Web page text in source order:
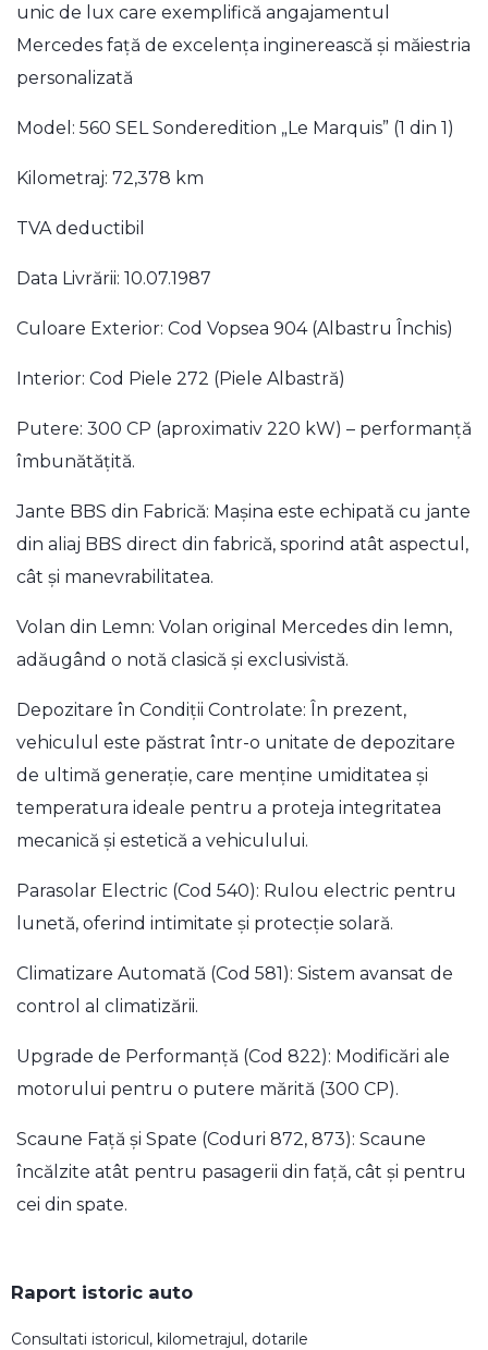
unic de lux care exemplifică angajamentul
Mercedes față de excelența inginerească și măiestria
personalizată
Model: 560 SEL Sonderedition „Le Marquis” (1 din 1)
Kilometraj: 72,378 km
TVA deductibil
Data Livrării: 10.07.1987
Culoare Exterior: Cod Vopsea 904 (Albastru Închis)
Interior: Cod Piele 272 (Piele Albastră)
Putere: 300 CP (aproximativ 220 kW) – performanță
îmbunătățită.
Jante BBS din Fabrică: Mașina este echipată cu jante
din aliaj BBS direct din fabrică, sporind atât aspectul,
cât și manevrabilitatea.
Volan din Lemn: Volan original Mercedes din lemn,
adăugând o notă clasică și exclusivistă.
Depozitare în Condiții Controlate: În prezent,
vehiculul este păstrat într-o unitate de depozitare
de ultimă generație, care menține umiditatea și
temperatura ideale pentru a proteja integritatea
mecanică și estetică a vehiculului.
Parasolar Electric (Cod 540): Rulou electric pentru
lunetă, oferind intimitate și protecție solară.
Climatizare Automată (Cod 581): Sistem avansat de
control al climatizării.
Upgrade de Performanță (Cod 822): Modificări ale
motorului pentru o putere mărită (300 CP).
Scaune Față și Spate (Coduri 872, 873): Scaune
încălzite atât pentru pasagerii din față, cât și pentru
cei din spate.
Raport istoric auto
Consultati istoricul, kilometrajul, dotarile